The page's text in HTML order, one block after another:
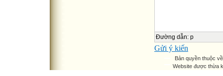
Đường dẫn: p
Gửi ý kiến
Bản quyền thuộc
Website được thừa